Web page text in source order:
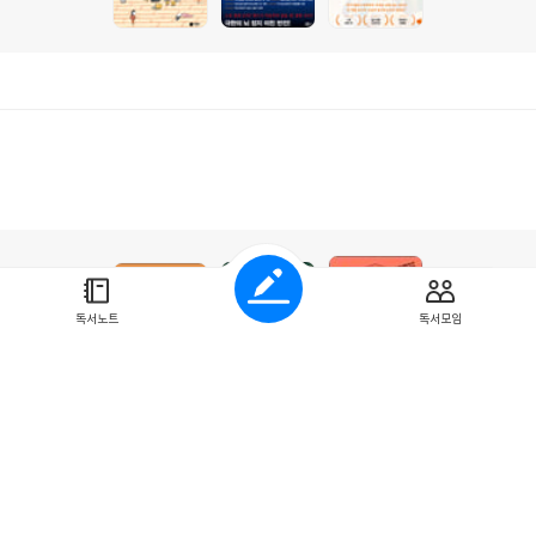
독서노트 독서모임